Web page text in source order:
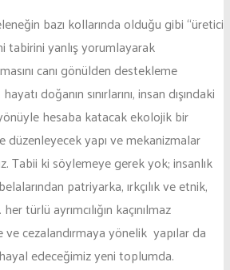
bazı kollarında olduğu gibi “üretici
tabirini yanlış yorumlayarak
canı gönülden destekleme
doğanın sınırlarını, insan dışındaki
yönüyle hesaba katacak ekolojik bir
yapı ve mekanizmalar
Tabii ki söylemeye gerek yok; insanlık
patriyarka, ırkçılık ve etnik,
türlü ayrımcılığın kaçınılmaz
cezalandırmaya yönelik yapılar da
edeceğimiz yeni toplumda.